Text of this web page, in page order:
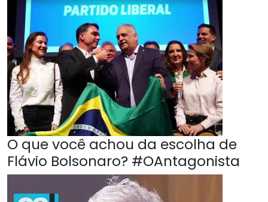
O que você achou da escolha de
Flávio Bolsonaro? #OAntagonista